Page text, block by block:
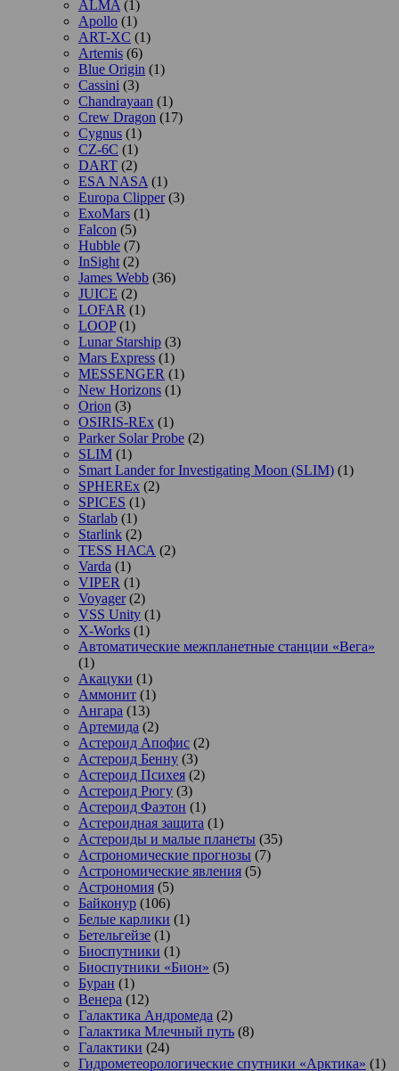
ALMA (1)
Apollo (1)
ART-XC (1)
Artemis (6)
Blue Origin (1)
Cassini (3)
Chandrayaan (1)
Crew Dragon (17)
Cygnus (1)
CZ-6C (1)
DART (2)
ESA NASA (1)
Europa Clipper(3)
ExoMars (1)
Falcon (5)
Hubble (7)
InSight (2)
James Webb (36)
JUICE (2)
LOFAR (1)
LOOP(1)
Lunar Starship (3)
Mars Express (1)
MESSENGER (1)
New Horizons (1)
Orion (3)
OSIRIS-REx (1)
Parker Solar Probe (2)
SLIM (1)
Smart Lander for Investigating Moon (SLIM) (1)
SPHEREx (2)
SPICES (1)
Starlab (1)
Starlink (2)
TESS НАСА (2)
Varda (1)
VIPER (1)
Voyager(2)
VSS Unity (1)
X-Works (1)
Автоматические межпланетные станции «Вега»
(1)
Акацуки (1)
Аммонит (1)
Ангара (13)
Артемида (2)
Астероид Апофис (2)
Астероид Бенну (3)
Астероид Психея (2)
Астероид Рюгу (3)
Астероид Фаэтон (1)
Астероидная защита (1)
Астероиды и малые планеты (35)
Астрономические прогнозы (7)
Астрономические явления (5)
Астрономия (5)
Байконур (106)
Белые карлики (1)
Бетельгейзе (1)
Биоспутники (1)
Биоспутники «Бион» (5)
Буран (1)
Венера (12)
Галактика Андромеда (2)
Галактика Млечный путь (8)
Галактики (24)
Гидрометеорологические спутники «Арктика» (1)